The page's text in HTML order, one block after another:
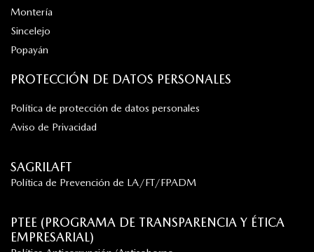
Montería
Sincelejo
Popayán
PROTECCIÓN DE DATOS PERSONALES
Política de protección de datos personales
Aviso de Privacidad
SAGRILAFT
Política de Prevención de LA/FT/FPADM
PTEE (PROGRAMA DE TRANSPARENCIA Y ÉTICA
EMPRESARIAL)